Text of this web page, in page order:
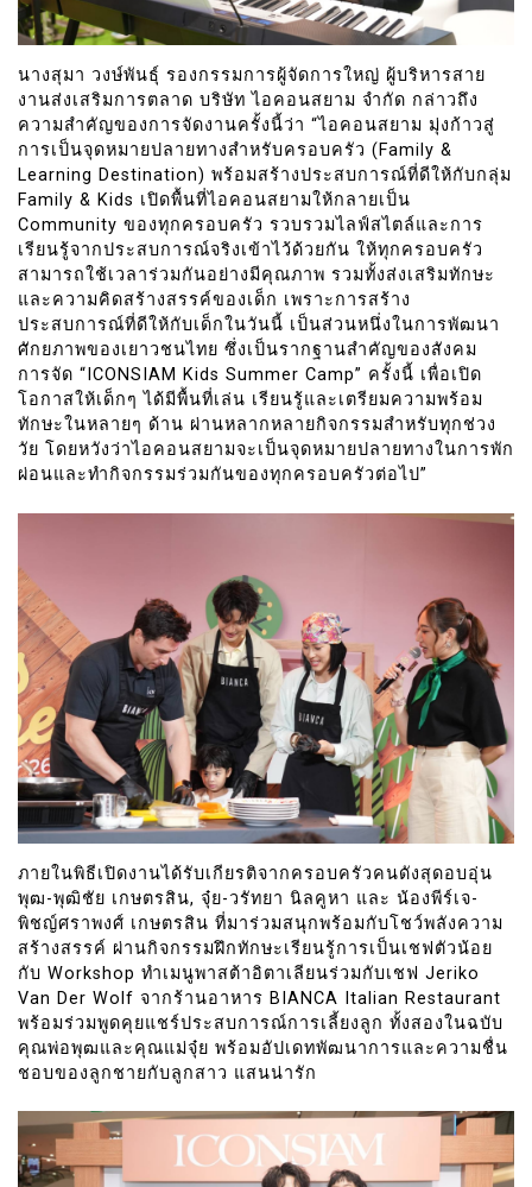
นางสุมา วงษ์พันธุ์ รองกรรมการผู้จัดการใหญ่ ผู้บริหารสาย
งานส่งเสริมการตลาด บริษัท ไอคอนสยาม จำกัด กล่าวถึง
ความสำคัญของการจัดงานครั้งนี้ว่า “ไอคอนสยาม มุ่งก้าวสู่
การเป็นจุดหมายปลายทางสำหรับครอบครัว (Family &
Learning Destination) พร้อมสร้างประสบการณ์ที่ดีให้กับกลุ่ม
Family & Kids เปิดพื้นที่ไอคอนสยามให้กลายเป็น
Community ของทุกครอบครัว รวบรวมไลฟ์สไตล์และการ
เรียนรู้จากประสบการณ์จริงเข้าไว้ด้วยกัน ให้ทุกครอบครัว
สามารถใช้เวลาร่วมกันอย่างมีคุณภาพ รวมทั้งส่งเสริมทักษะ
และความคิดสร้างสรรค์ของเด็ก เพราะการสร้าง
ประสบการณ์ที่ดีให้กับเด็กในวันนี้ เป็นส่วนหนึ่งในการพัฒนา
ศักยภาพของเยาวชนไทย ซึ่งเป็นรากฐานสำคัญของสังคม
การจัด “ICONSIAM Kids Summer Camp” ครั้งนี้ เพื่อเปิด
โอกาสให้เด็กๆ ได้มีพื้นที่เล่น เรียนรู้และเตรียมความพร้อม
ทักษะในหลายๆ ด้าน ผ่านหลากหลายกิจกรรมสำหรับทุกช่วง
วัย โดยหวังว่าไอคอนสยามจะเป็นจุดหมายปลายทางในการพัก
ผ่อนและทำกิจกรรมร่วมกันของทุกครอบครัวต่อไป”
ภายในพิธีเปิดงานได้รับเกียรติจากครอบครัวคนดังสุดอบอุ่น
พุฒ-พุฒิชัย เกษตรสิน, จุ๋ย-วรัทยา นิลคูหา และ น้องพีร์เจ-
พิชญ์ศราพงศ์ เกษตรสิน ที่มาร่วมสนุกพร้อมกับโชว์พลังความ
สร้างสรรค์ ผ่านกิจกรรมฝึกทักษะเรียนรู้การเป็นเชฟตัวน้อย
กับ Workshop ทำเมนูพาสต้าอิตาเลียนร่วมกับเชฟ Jeriko
Van Der Wolf จากร้านอาหาร BIANCA Italian Restaurant
พร้อมร่วมพูดคุยแชร์ประสบการณ์การเลี้ยงลูก ทั้งสองในฉบับ
คุณพ่อพุฒและคุณแม่จุ๋ย พร้อมอัปเดทพัฒนาการและความชื่น
ชอบของลูกชายกับลูกสาว แสนน่ารัก